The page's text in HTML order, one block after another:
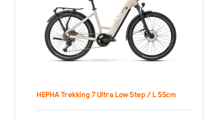
HEPHA Trekking 7 Ultra
HEPHA Trekking 7 Ultra Low Step / L 55cm